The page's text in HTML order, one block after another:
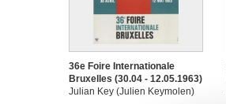
36e Foire Internationale
Bruxelles (30.04 - 12.05.1963)
Julian Key (Julien Keymolen)